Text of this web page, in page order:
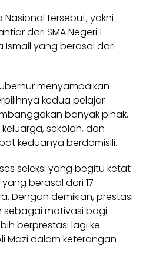
tersebut, yakni
dari SMA Negeri 1
Ismail yang berasal dari
menyampaikan
kedua pelajar
banyak pihak,
sekolah, dan
keduanya berdomisili.
seleksi yang begitu ketat
berasal dari 17
Dengan demikian, prestasi
sebagai motivasi bagi
berprestasi lagi ke
Mazi dalam keterangan